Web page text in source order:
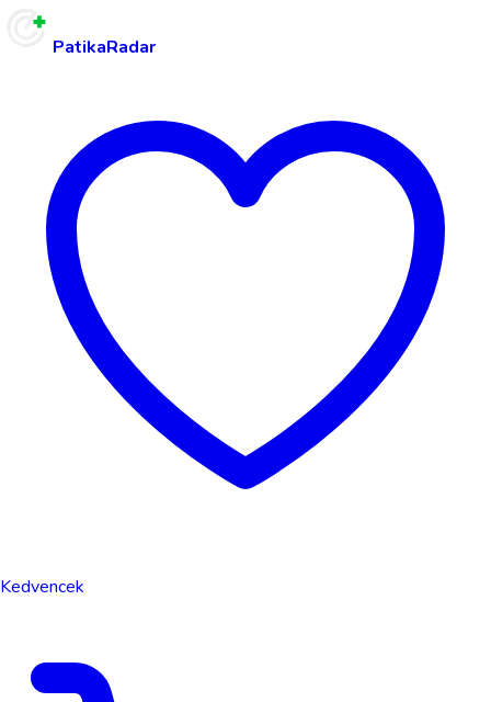
PatikaRadar
Kedvencek